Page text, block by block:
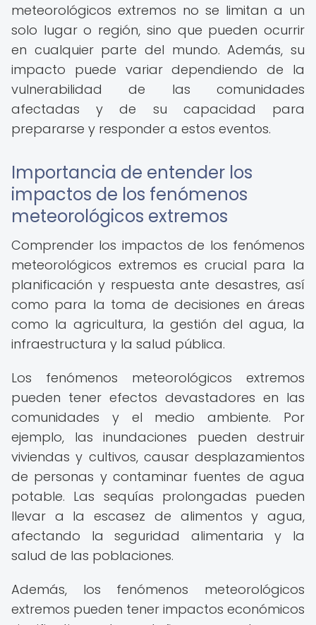
meteorológicos extremos no se limitan a un
solo lugar o región, sino que pueden ocurrir
en cualquier parte del mundo. Además, su
impacto puede variar dependiendo de la
vulnerabilidad de las comunidades
afectadas y de su capacidad para
prepararse y responder a estos eventos.
Importancia de entender los
impactos de los fenómenos
meteorológicos extremos
Comprender los impactos de los fenómenos
meteorológicos extremos es crucial para la
planificación y respuesta ante desastres, así
como para la toma de decisiones en áreas
como la agricultura, la gestión del agua, la
infraestructura y la salud pública.
Los fenómenos meteorológicos extremos
pueden tener efectos devastadores en las
comunidades y el medio ambiente. Por
ejemplo, las inundaciones pueden destruir
viviendas y cultivos, causar desplazamientos
de personas y contaminar fuentes de agua
potable. Las sequías prolongadas pueden
llevar a la escasez de alimentos y agua,
afectando la seguridad alimentaria y la
salud de las poblaciones.
Además, los fenómenos meteorológicos
extremos pueden tener impactos económicos